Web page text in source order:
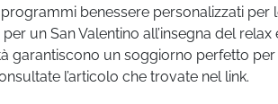
benessere personalizzati
un San Valentino all’insegna del
garantiscono un soggiorno perfetto per
l’articolo che trovate nel link.